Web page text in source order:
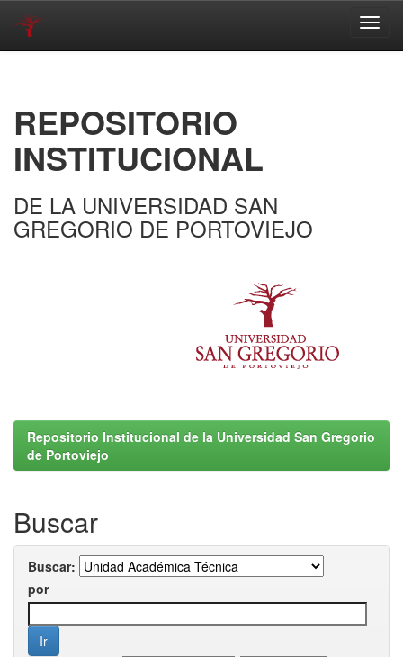
REPOSITORIO
INSTITUCIONAL
DE LA UNIVERSIDAD SAN
GREGORIO DE PORTOVIEJO
Repositorio Institucional de la Universidad San Gregorio
de Portoviejo
Buscar
Buscar:
por